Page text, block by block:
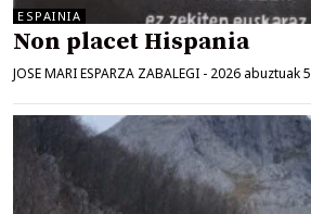
ESPAINIA
Non placet Hispania
JOSE MARI ESPARZA ZABALEGI - 2026 abuztuak 5